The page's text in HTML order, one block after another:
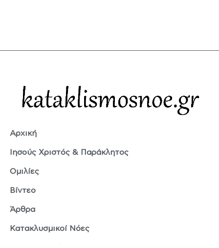
Αρχική
Ιησούς Χριστός & Παράκλητος
Ομιλίες
Βίντεο
Άρθρα
Κατακλυσμικοί Νόες